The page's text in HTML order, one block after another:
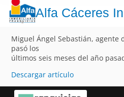
Alfa Cáceres
Miguel Ángel Sebastián,
pasó los
últimos seis meses del año
Descargar artículo